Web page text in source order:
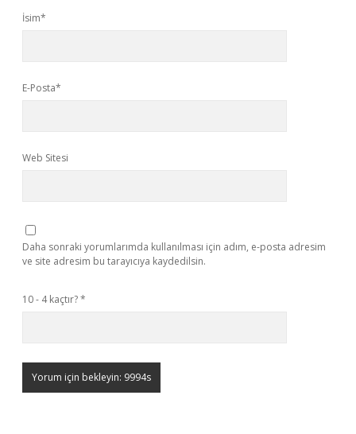
İsim*
E-Posta*
Web Sitesi
Daha sonraki yorumlarımda kullanılması için adım, e-posta adresim
ve site adresim bu tarayıcıya kaydedilsin.
10 - 4 kaçtır?*